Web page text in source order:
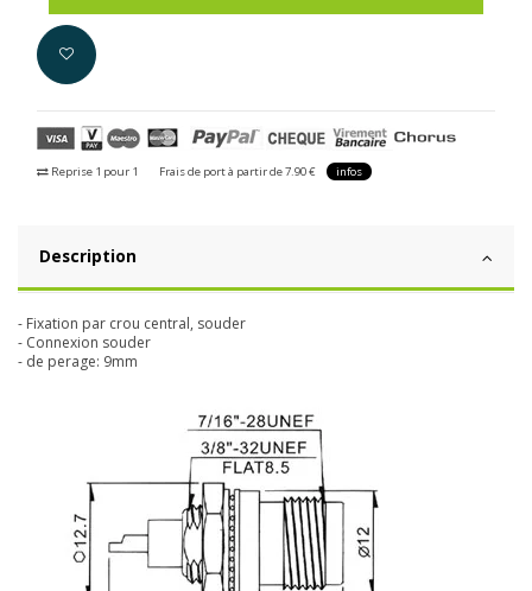
Reprise 1 pour 1 Frais de port à partir de 7.90 € infos
Description
- Fixation par crou central, souder
- Connexion souder
- de perage: 9mm